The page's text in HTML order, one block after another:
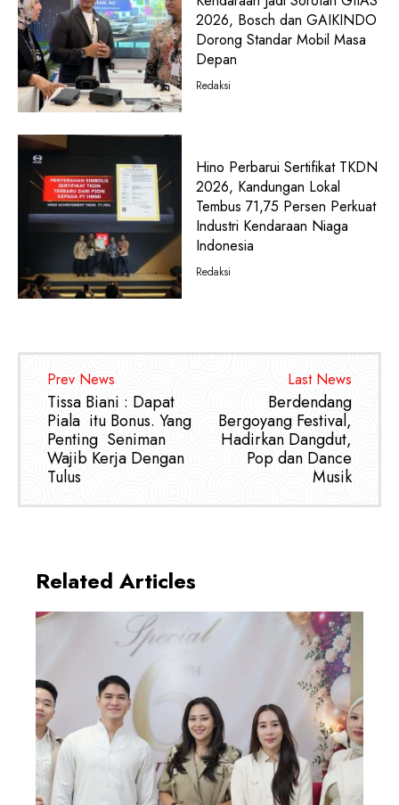
2026, Bosch dan GAIKINDO
Dorong Standar Mobil Masa
Depan
Redaksi
Hino Perbarui Sertifikat TKDN
2026, Kandungan Lokal
Tembus 71,75 Persen Perkuat
Industri Kendaraan Niaga
Indonesia
Redaksi
Prev News
Tissa Biani : Dapat
Piala itu Bonus. Yang
Penting Seniman
Wajib Kerja Dengan
Tulus
Last News
Berdendang
Bergoyang Festival,
Hadirkan Dangdut,
Pop dan Dance
Musik
Related Articles